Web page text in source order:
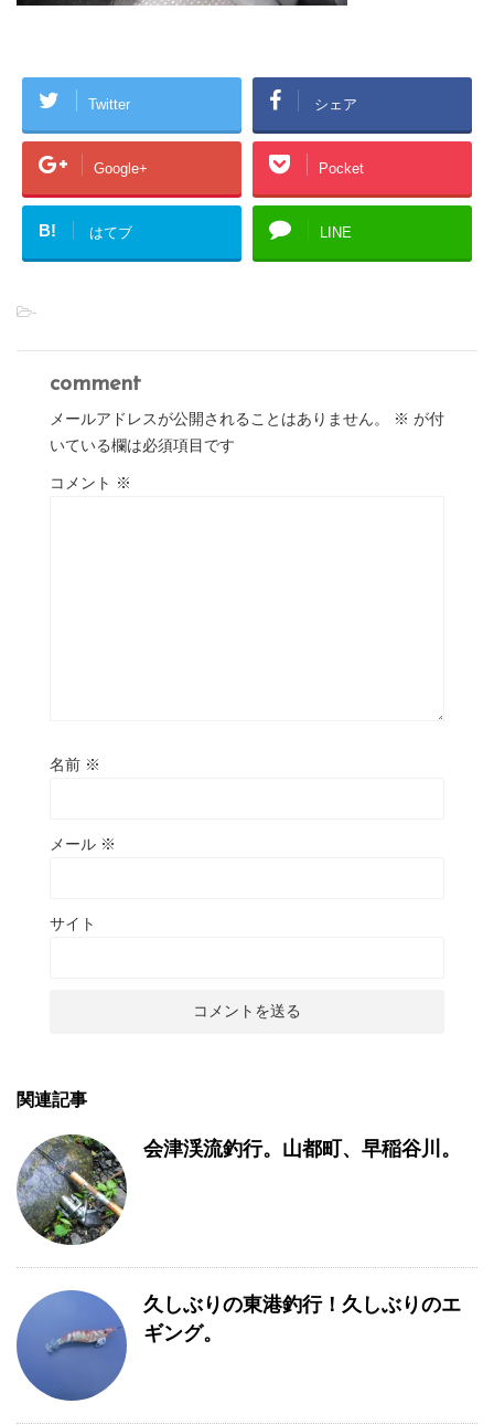
Twitter シェア
Google+ Pocket
B! はてブ LINE
-
comment
メールアドレスが公開されることはありません。 ※ が付
いている欄は必須項目です
コメント ※
名前 ※
メール ※
サイト
関連記事
会津渓流釣行。山都町、早稲谷川。
久しぶりの東港釣行！久しぶりのエ
ギング。